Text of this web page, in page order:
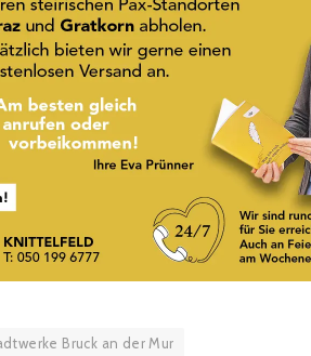
Bruck an der Mur